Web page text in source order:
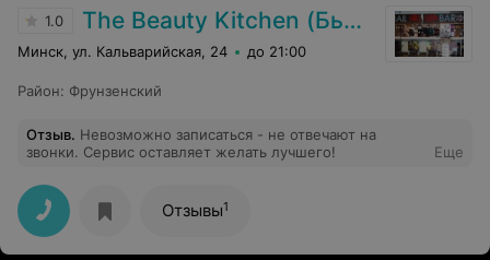
1.0 The Beauty Kitchen (Бьюти Китчен)
Минск, ул. Кальварийская, 24 до 21:00
Район: Фрунзенский
Отзыв. Невозможно записаться - не отвечают на
звонки. Сервис оставляет желать лучшего!
Еще
Отзывы1